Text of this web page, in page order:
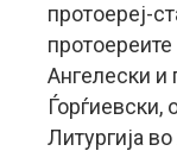
протоереј-
Ангелески и
Ѓорѓиевски,
Литургија